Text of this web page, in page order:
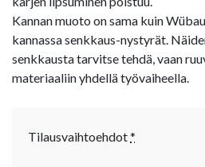
Kannan muoto on sama kuin
kannassa senkkaus-nystyrät.
senkkausta tarvitse tehdä, vaan
materiaaliin yhdellä työvaiheella.
Tilausvaihtoehdot*